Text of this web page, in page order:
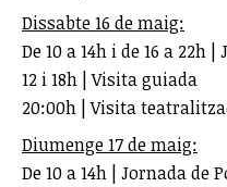
Dissabte 16 de maig:
De 10 a 14h i de 16 a 22h
12 i 18h | Visita guiada
20:00h | Visita
Diumenge 17 de maig:
De 10 a 14h | Jornada de